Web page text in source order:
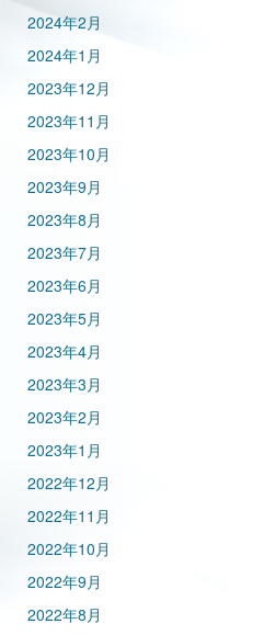
2024年2月
2024年1月
2023年12月
2023年11月
2023年10月
2023年9月
2023年8月
2023年7月
2023年6月
2023年5月
2023年4月
2023年3月
2023年2月
2023年1月
2022年12月
2022年11月
2022年10月
2022年9月
2022年8月